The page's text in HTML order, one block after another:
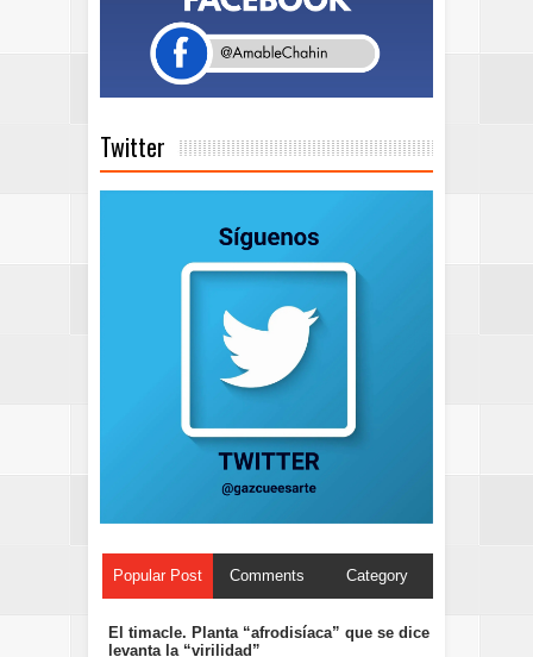
Twitter
Popular Post Comments Category
El timacle. Planta “afrodisíaca” que se dice
levanta la “virilidad”